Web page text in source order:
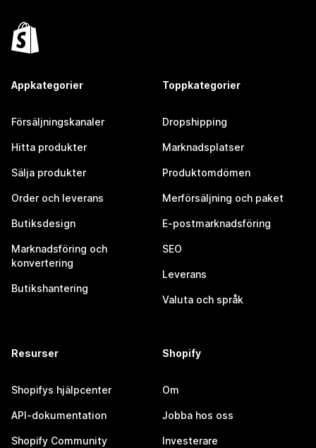
Appkategorier
Försäljningskanaler
Hitta produkter
Sälja produkter
Order och leverans
Butiksdesign
Marknadsföring och
konvertering
Butikshantering
Toppkategorier
Dropshipping
Marknadsplatser
Produktomdömen
Merförsäljning och paket
E-postmarknadsföring
SEO
Leverans
Valuta och språk
Resurser
Shopifys hjälpcenter
API-dokumentation
Shopify Community
Shopify
Om
Jobba hos oss
Investerare